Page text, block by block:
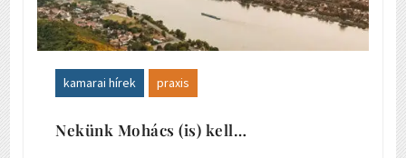
kamarai hírek praxis
Nekünk Mohács (is) kell…